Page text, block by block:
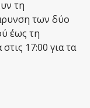
τη
των δύο
έως τη
17:00 για τα